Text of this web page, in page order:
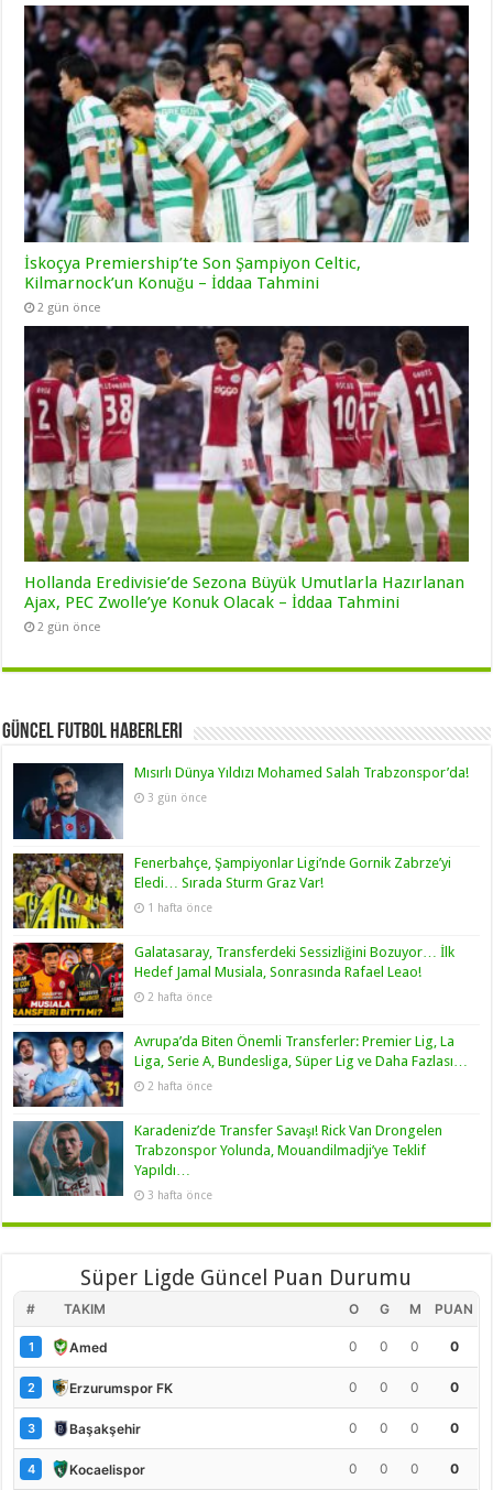
İskoçya Premiership’te Son Şampiyon Celtic,
Kilmarnock’un Konuğu – İddaa Tahmini
2 gün önce
Hollanda Eredivisie’de Sezona Büyük Umutlarla Hazırlanan
Ajax, PEC Zwolle’ye Konuk Olacak – İddaa Tahmini
2 gün önce
Güncel Futbol Haberleri
Mısırlı Dünya Yıldızı Mohamed Salah Trabzonspor’da!
3 gün önce
Fenerbahçe, Şampiyonlar Ligi’nde Gornik Zabrze’yi
Eledi… Sırada Sturm Graz Var!
1 hafta önce
Galatasaray, Transferdeki Sessizliğini Bozuyor… İlk
Hedef Jamal Musiala, Sonrasında Rafael Leao!
2 hafta önce
Avrupa’da Biten Önemli Transferler: Premier Lig, La
Liga, Serie A, Bundesliga, Süper Lig ve Daha Fazlası…
2 hafta önce
Karadeniz’de Transfer Savaşı! Rick Van Drongelen
Trabzonspor Yolunda, Mouandilmadji’ye Teklif
Yapıldı…
3 hafta önce
Süper Ligde Güncel Puan Durumu
# TAKIM O G M PUAN
1 Amed 0 0 0 0
2 Erzurumspor FK 0 0 0 0
3 Başakşehir 0 0 0 0
4 Kocaelispor 0 0 0 0